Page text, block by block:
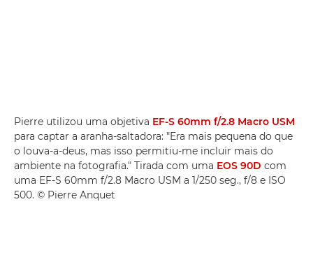
Pierre utilizou uma objetiva EF-S 60mm f/2.8 Macro USM
para captar a aranha-saltadora: "Era mais pequena do que
o louva-a-deus, mas isso permitiu-me incluir mais do
ambiente na fotografia." Tirada com uma EOS 90D com
uma EF-S 60mm f/2.8 Macro USM a 1/250 seg., f/8 e ISO
500. © Pierre Anquet